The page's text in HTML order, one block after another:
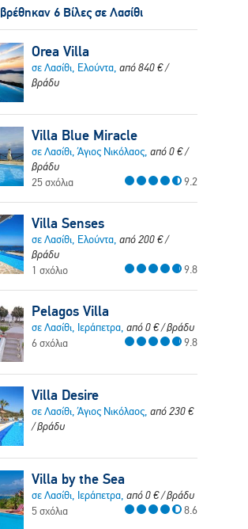
βρέθηκαν 6 Βίλες σε Λασίθι
Orea Villa
σε Λασίθι, Ελούντα, από840€/
βράδυ
Villa Blue Miracle
σε Λασίθι, Άγιος Νικόλαος, από0€/
βράδυ
25 σχόλια
9.2
Villa Senses
σε Λασίθι, Ελούντα, από200€/
βράδυ
1 σχόλιο
9.8
Pelagos Villa
σε Λασίθι, Ιεράπετρα, από0€/ βράδυ
6 σχόλια
9.8
Villa Desire
σε Λασίθι, Άγιος Νικόλαος, από230€
/ βράδυ
Villa by the Sea
σε Λασίθι, Ιεράπετρα, από0€/ βράδυ
5 σχόλια
8.6